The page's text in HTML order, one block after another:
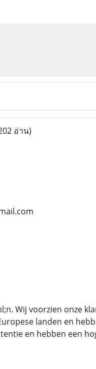
อ่าน)
Wij voorzien onze
landen en
en hebben een